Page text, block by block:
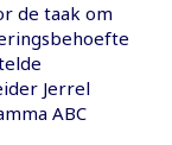
de taak om
Jerrel
ABC